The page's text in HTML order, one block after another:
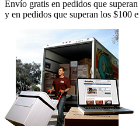
Envío gratis en pedidos que
y en pedidos que superan los $100